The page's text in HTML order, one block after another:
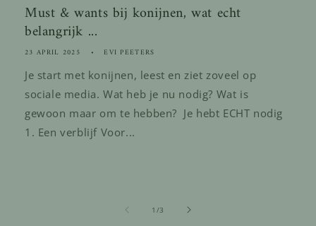
Must & wants bij konijnen, wat echt
belangrijk ...
23 APRIL 2025 EVI PEETERS
Je start met konijnen, leest en ziet zoveel op
sociale media. Wat heb je nu nodig? Wat is
gewoon maar om te hebben? Je hebt ECHT nodig
1. Een verblijf Voor...
1 /van
3